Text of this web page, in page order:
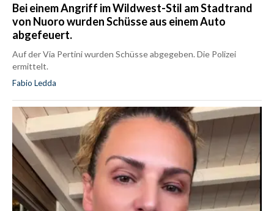
Bei einem Angriff im Wildwest-Stil am Stadtrand
von Nuoro wurden Schüsse aus einem Auto
abgefeuert.
Auf der Via Pertini wurden Schüsse abgegeben. Die Polizei
ermittelt.
Fabio Ledda